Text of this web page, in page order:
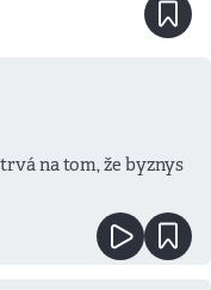
na tom, že byznys